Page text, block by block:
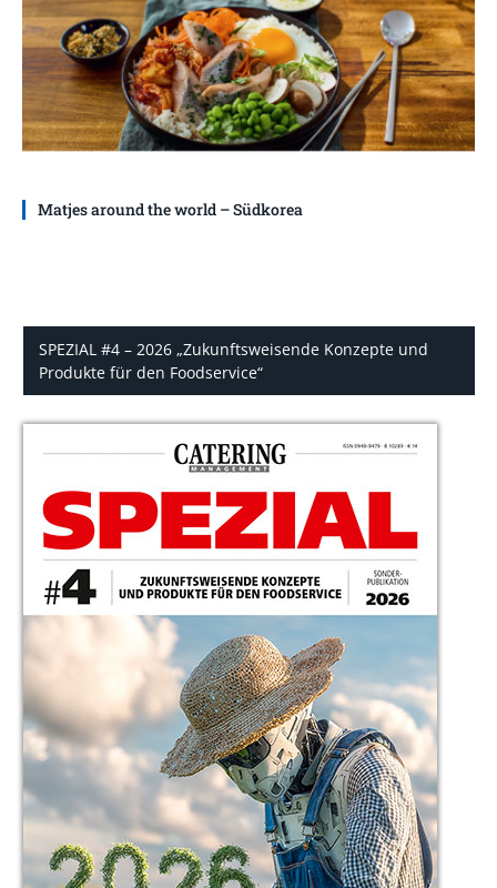
Matjes around the world – Südkorea
SPEZIAL #4 – 2026 „Zukunftsweisende Konzepte und
Produkte für den Foodservice“